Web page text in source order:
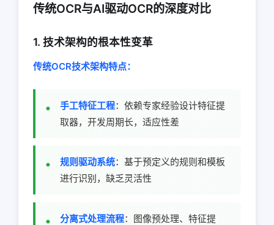
传统OCR与AI驱动OCR的深度对比
1. 技术架构的根本性变革
传统OCR技术架构特点：
手工特征工程：依赖专家经验设计特征提
取器，开发周期长，适应性差
规则驱动系统：基于预定义的规则和模板
进行识别，缺乏灵活性
分离式处理流程：图像预处理、特征提